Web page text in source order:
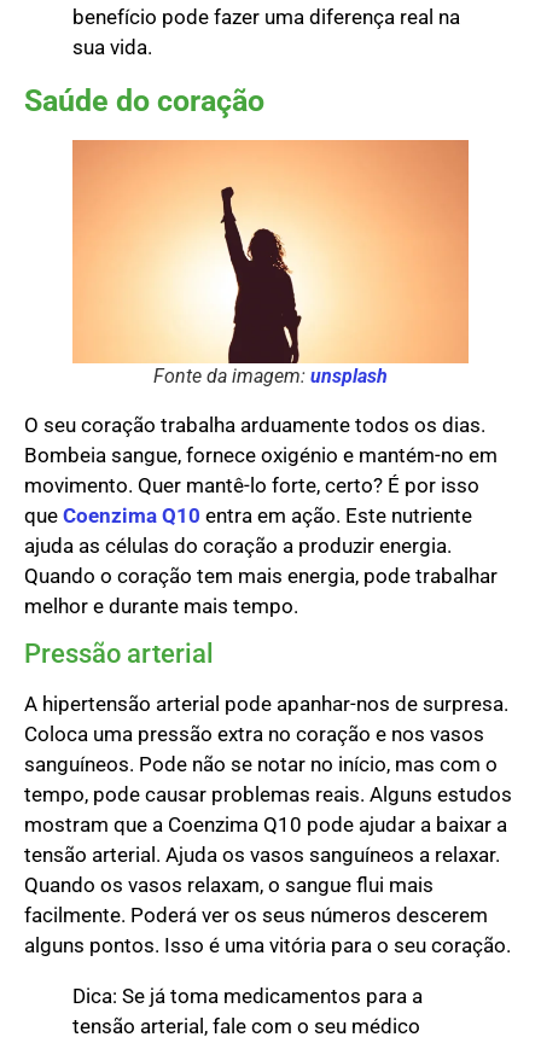
benefício pode fazer uma diferença real na
sua vida.
Saúde do coração
Fonte da imagem: unsplash
O seu coração trabalha arduamente todos os dias.
Bombeia sangue, fornece oxigénio e mantém-no em
movimento. Quer mantê-lo forte, certo? É por isso
que Coenzima Q10 entra em ação. Este nutriente
ajuda as células do coração a produzir energia.
Quando o coração tem mais energia, pode trabalhar
melhor e durante mais tempo.
Pressão arterial
A hipertensão arterial pode apanhar-nos de surpresa.
Coloca uma pressão extra no coração e nos vasos
sanguíneos. Pode não se notar no início, mas com o
tempo, pode causar problemas reais. Alguns estudos
mostram que a Coenzima Q10 pode ajudar a baixar a
tensão arterial. Ajuda os vasos sanguíneos a relaxar.
Quando os vasos relaxam, o sangue flui mais
facilmente. Poderá ver os seus números descerem
alguns pontos. Isso é uma vitória para o seu coração.
Dica: Se já toma medicamentos para a
tensão arterial, fale com o seu médico